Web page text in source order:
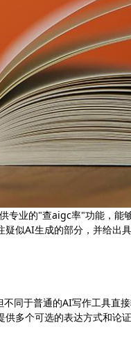
专业的"查aigc率"功能，能
似AI生成的部分，并给出
同于普通的AI写作工具直
多个可选的表达方式和论